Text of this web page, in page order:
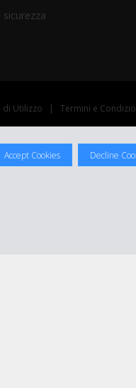
Accept Cookies Decline
di Utilizzo | Termini e